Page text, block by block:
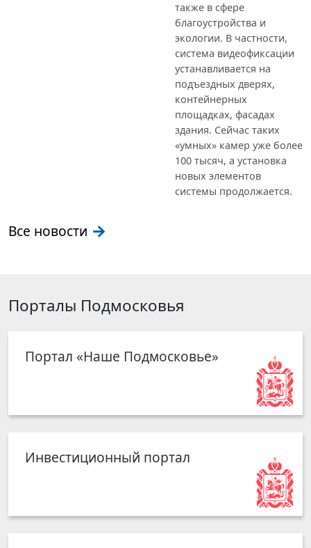
также в сфере
благоустройства и
экологии. В частности,
система видеофиксации
устанавливается на
подъездных дверях,
контейнерных
площадках, фасадах
здания. Сейчас таких
«умных» камер уже более
100 тысяч, а установка
новых элементов
системы продолжается.
Все новости
Порталы Подмосковья
Портал «Наше Подмосковье»
Инвестиционный портал